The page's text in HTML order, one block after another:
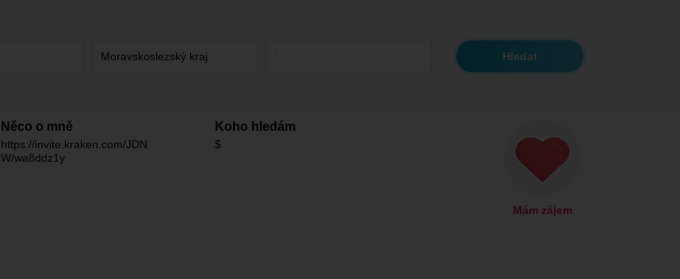
Něco o mně
https://invite.kraken.com/JDN
W/wa8ddz1y
Koho hledám
$
Mám zájem